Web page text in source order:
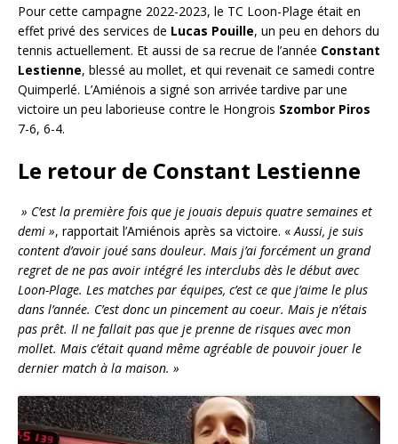
Pour cette campagne 2022-2023, le TC Loon-Plage était en
effet privé des services de Lucas Pouille, un peu en dehors du
tennis actuellement. Et aussi de sa recrue de l’année Constant
Lestienne, blessé au mollet, et qui revenait ce samedi contre
Quimperlé. L’Amiénois a signé son arrivée tardive par une
victoire un peu laborieuse contre le Hongrois Szombor Piros
7-6, 6-4.
Le retour de Constant Lestienne
» C’est la première fois que je jouais depuis quatre semaines et
demi », rapportait l’Amiénois après sa victoire. «Aussi, je suis
content d’avoir joué sans douleur. Mais j’ai forcément un grand
regret de ne pas avoir intégré les interclubs dès le début avec
Loon-Plage. Les matches par équipes, c’est ce que j’aime le plus
dans l’année. C’est donc un pincement au coeur. Mais je n’étais
pas prêt. Il ne fallait pas que je prenne de risques avec mon
mollet. Mais c’était quand même agréable de pouvoir jouer le
dernier match à la maison. »